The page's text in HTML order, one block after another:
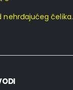
nehrđajućeg čelika.